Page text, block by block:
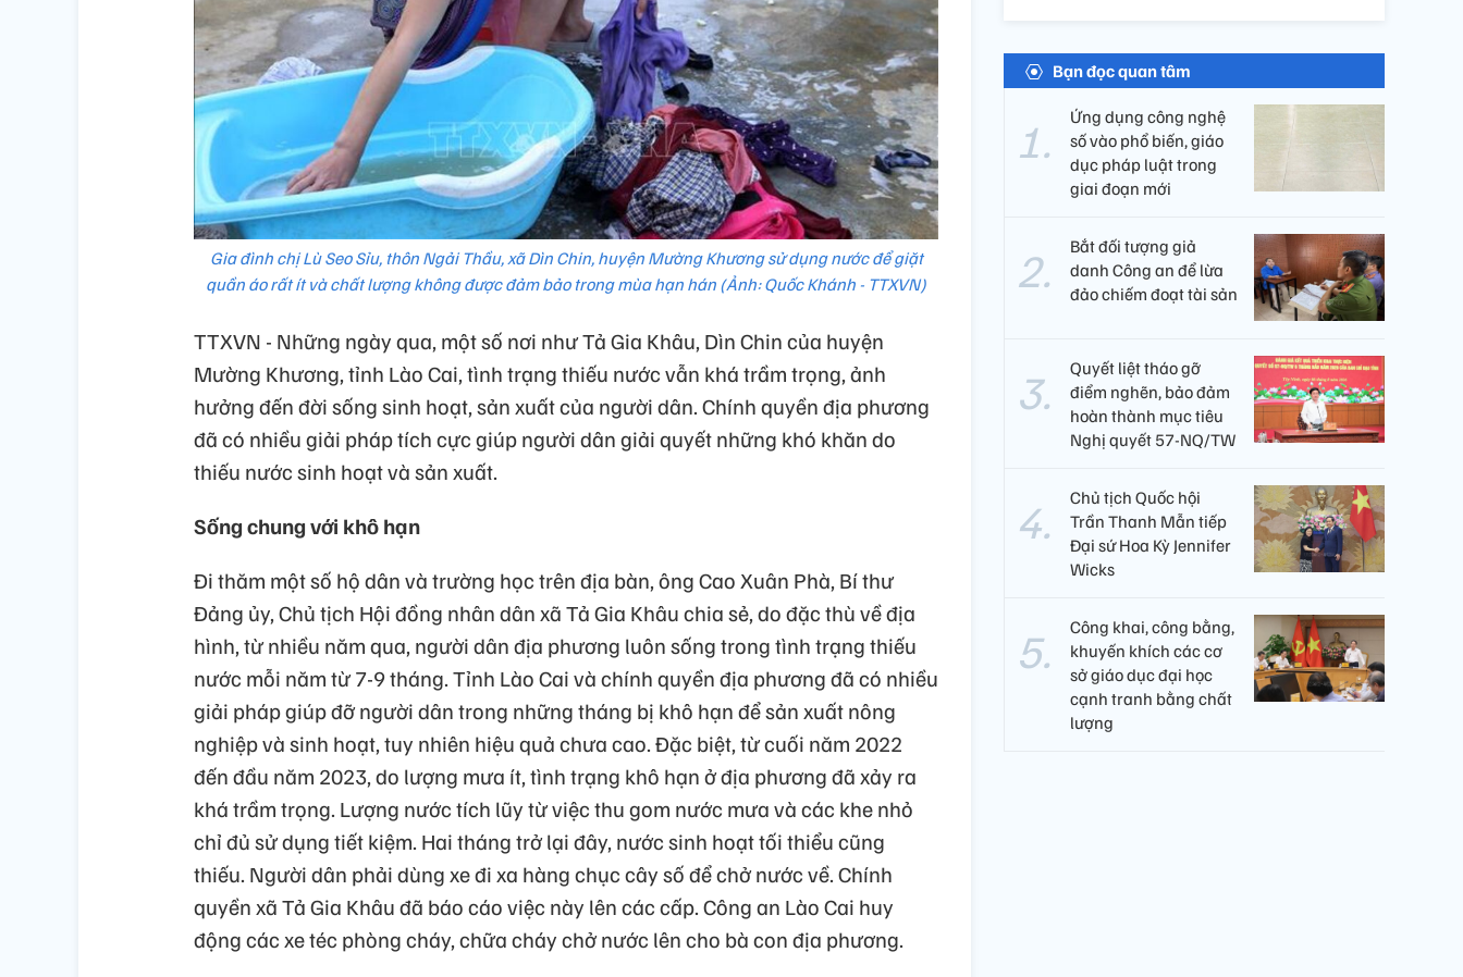
Gia đình chị Lù Seo Sỉu, thôn Ngải Thầu, xã Dìn Chin, huyện Mường Khương sử dụng nước để giặt
quần áo rất ít và chất lượng không được đảm bảo trong mùa hạn hán (Ảnh: Quốc Khánh - TTXVN)
TTXVN - Những ngày qua, một số nơi như Tả Gia Khâu, Dìn Chin của huyện
Mường Khương, tỉnh Lào Cai, tình trạng thiếu nước vẫn khá trầm trọng, ảnh
hưởng đến đời sống sinh hoạt, sản xuất của người dân. Chính quyền địa phương
đã có nhiều giải pháp tích cực giúp người dân giải quyết những khó khăn do
thiếu nước sinh hoạt và sản xuất.
Sống chung với khô hạn
Đi thăm một số hộ dân và trường học trên địa bàn, ông Cao Xuân Phà, Bí thư
Đảng ủy, Chủ tịch Hội đồng nhân dân xã Tả Gia Khâu chia sẻ, do đặc thù về địa
hình, từ nhiều năm qua, người dân địa phương luôn sống trong tình trạng thiếu
nước mỗi năm từ 7-9 tháng. Tỉnh Lào Cai và chính quyền địa phương đã có nhiều
giải pháp giúp đỡ người dân trong những tháng bị khô hạn để sản xuất nông
nghiệp và sinh hoạt, tuy nhiên hiệu quả chưa cao. Đặc biệt, từ cuối năm 2022
đến đầu năm 2023, do lượng mưa ít, tình trạng khô hạn ở địa phương đã xảy ra
khá trầm trọng. Lượng nước tích lũy từ việc thu gom nước mưa và các khe nhỏ
chỉ đủ sử dụng tiết kiệm. Hai tháng trở lại đây, nước sinh hoạt tối thiểu cũng
thiếu. Người dân phải dùng xe đi xa hàng chục cây số để chở nước về. Chính
quyền xã Tả Gia Khâu đã báo cáo việc này lên các cấp. Công an Lào Cai huy
động các xe téc phòng cháy, chữa cháy chở nước lên cho bà con địa phương.
Bạn đọc quan tâm
Ứng dụng công nghệ
số vào phổ biến, giáo
dục pháp luật trong
giai đoạn mới
Bắt đối tượng giả
danh Công an để lừa
đảo chiếm đoạt tài sản
Quyết liệt tháo gỡ
điểm nghẽn, bảo đảm
hoàn thành mục tiêu
Nghị quyết 57-NQ/TW
Chủ tịch Quốc hội
Trần Thanh Mẫn tiếp
Đại sứ Hoa Kỳ Jennifer
Wicks
Công khai, công bằng,
khuyến khích các cơ
sở giáo dục đại học
cạnh tranh bằng chất
lượng​